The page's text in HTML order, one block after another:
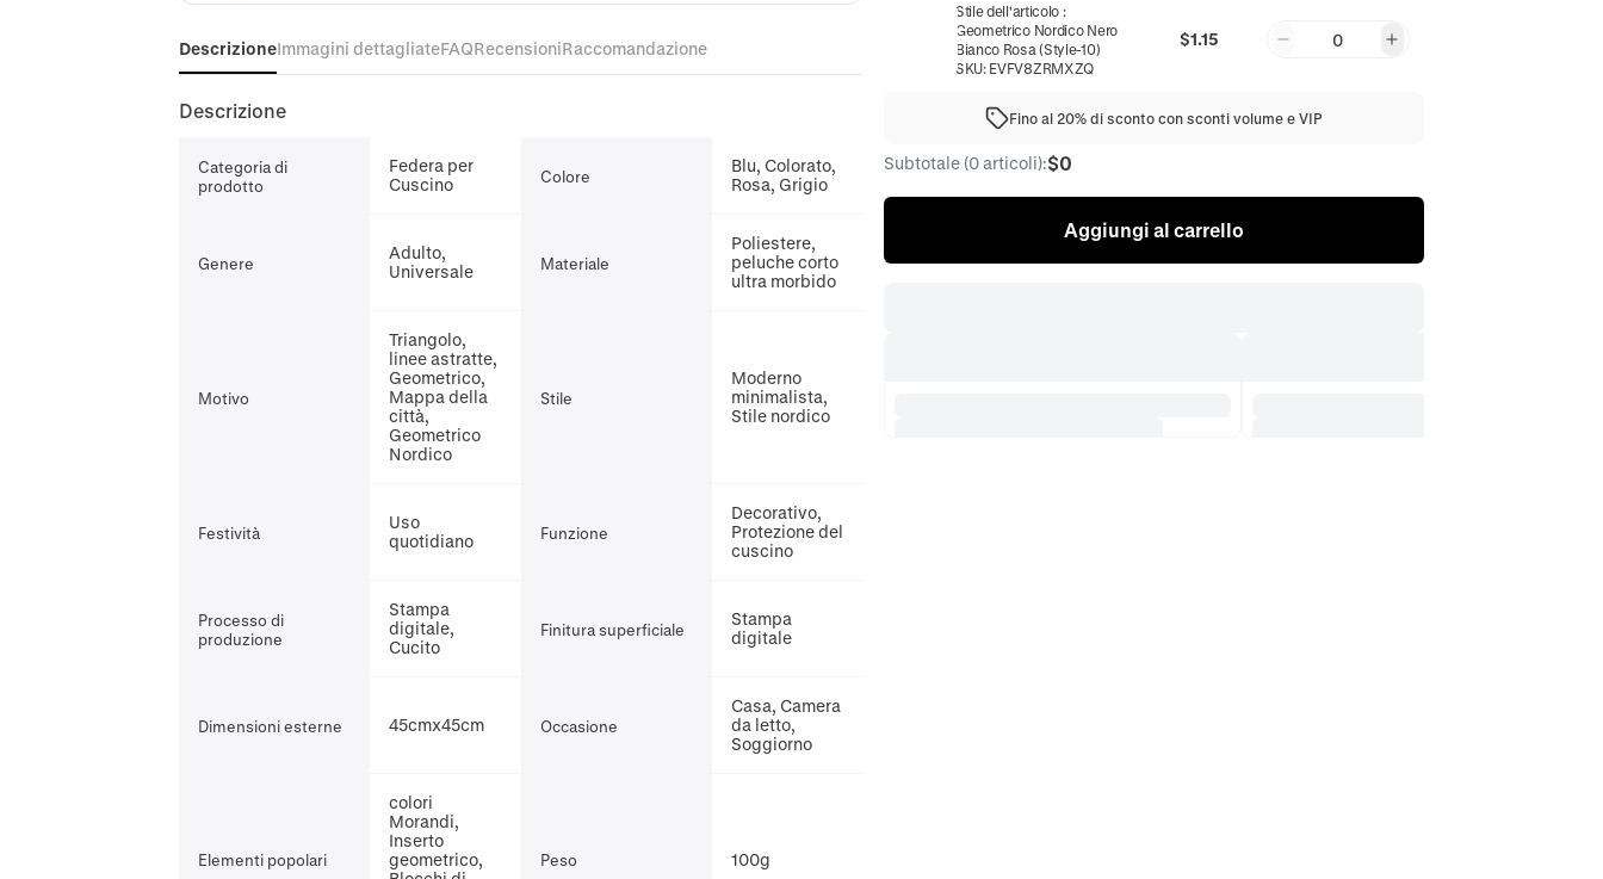
DescrizioneImmagini dettagliateFAQRecensioniRaccomandazione
Descrizione
Categoria di
prodotto
Federa per
Cuscino
Colore
Blu, Colorato,
Rosa, Grigio
Genere
Adulto,
Universale
Materiale
Poliestere,
peluche corto
ultra morbido
Motivo
Triangolo,
linee astratte,
Geometrico,
Mappa della
città,
Geometrico
Nordico
Stile
Moderno
minimalista,
Stile nordico
Festività
Uso
quotidiano
Funzione
Decorativo,
Protezione del
cuscino
Processo di
produzione
Stampa
digitale,
Cucito
Finitura superficiale
Stampa
digitale
Dimensioni esterne 45cmx45cm Occasione
Casa, Camera
da letto,
Soggiorno
Elementi popolari
colori
Morandi,
Inserto
geometrico,
Peso 100g
Stile dell'articolo :
Geometrico Nordico Nero
Bianco Rosa (Style-10)
SKU: EVFV8ZRMXZQ
$1.15 0
Fino al 20% di sconto con sconti volume e VIP
Subtotale (0 articoli):$0
Aggiungi al carrello